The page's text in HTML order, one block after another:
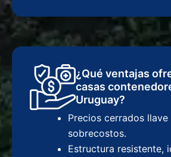
¿Qué ventajas
casas
Uruguay?
Precios cerrados llave
sobrecostos.
Estructura resistente,